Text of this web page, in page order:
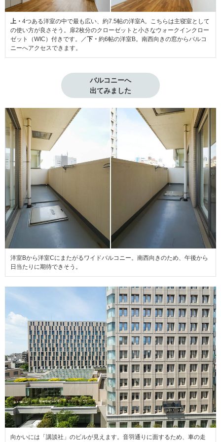
上・ 4つある洋室の中で最も広い、約7.5帖の洋室A。こちらは主寝室として
の使い方が良さそう。扉2枚分のクローゼットと小さなウォークインクロー
ゼット（WIC）付きです。／下・ 約6帖の洋室B。南西向きの窓からバルコ
ニーへアクセスできます。
バルコニーへ
出てみました
洋室Bから洋室Cにまたがるワイドバルコニー。南西向きのため、午後から
日当たりに期待できそう。
向かいには「講談社」のビルが見えます。音羽通りに面するため、車の走